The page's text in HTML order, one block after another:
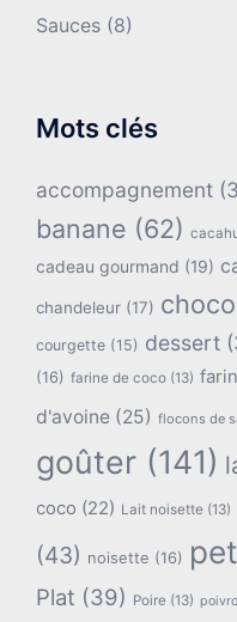
Sauces (8)
Mots clés
accompagnement
banane (62)
cadeau gourmand (19)
chandeleur (17)
courgette (15) dessert
(16) farine de coco (13)
d'avoine (25) flocons de
goûter (141)
coco (22) Lait noisette (13)
(43) noisette (16)
Plat (39) Poire (13)